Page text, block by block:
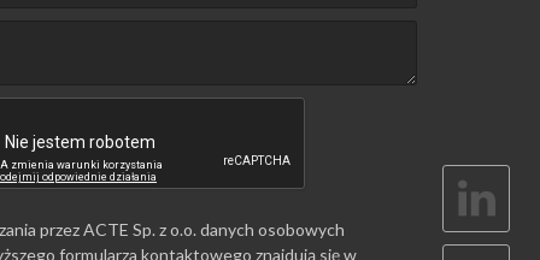
przez ACTE Sp. z o.o. danych osobowych
formularza kontaktowego znajdują się w